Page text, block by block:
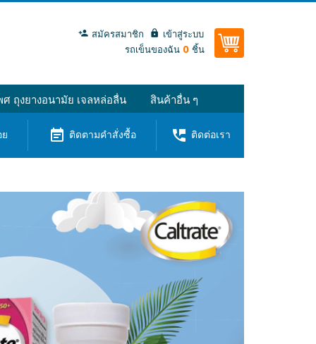
รถเข็นของฉัน 0 ชิ้น
สมัครสมาชิก เข้าสู่ระบบ
ศ ถุงยางอนามัย เจลหล่อลื่น สินค้าอื่น ๆ
event_note ติดตามคำสั่งซื้อ perm_phone_msg ติดต่อเรา